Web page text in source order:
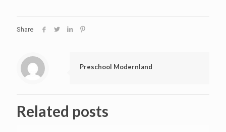
Share
Preschool Modernland
Related posts